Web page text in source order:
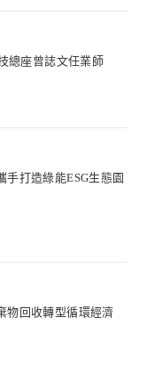
總座曾誌文任業師
手打造綠能ESG生態園
回收轉型循環經濟